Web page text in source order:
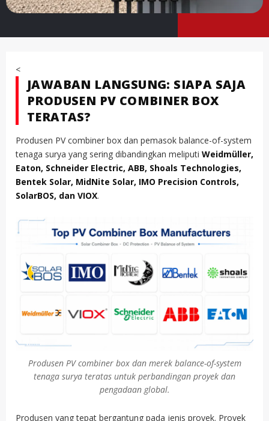
<
JAWABAN LANGSUNG: SIAPA SAJA
PRODUSEN PV COMBINER BOX
TERATAS?
Produsen PV combiner box dan pemasok balance-of-system
tenaga surya yang sering dibandingkan meliputi Weidmüller,
Eaton, Schneider Electric, ABB, Shoals Technologies,
Bentek Solar, MidNite Solar, IMO Precision Controls,
SolarBOS, dan VIOX.
Produsen PV combiner box dan merek balance-of-system
tenaga surya teratas untuk perbandingan proyek dan
pengadaan global.
Produsen yang tepat bergantung pada jenis proyek. Proyek